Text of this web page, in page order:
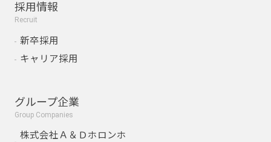
採用情報
Recruit
新卒採用
キャリア採用
グループ企業
Group Companies
株式会社Ａ＆Ｄホロンホ